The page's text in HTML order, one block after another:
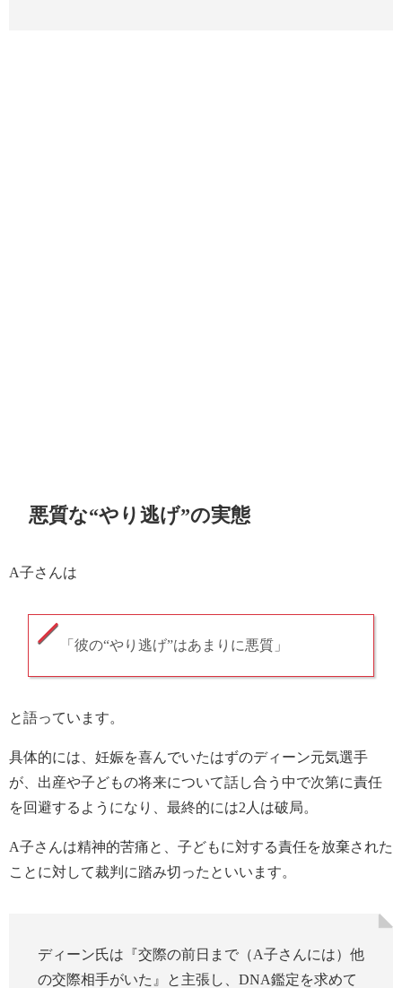
悪質な“やり逃げ”の実態
A子さんは
「彼の“やり逃げ”はあまりに悪質」
と語っています。
具体的には、妊娠を喜んでいたはずのディーン元気選手
が、出産や子どもの将来について話し合う中で次第に責任
を回避するようになり、最終的には2人は破局。
A子さんは精神的苦痛と、子どもに対する責任を放棄された
ことに対して裁判に踏み切ったといいます。
ディーン氏は『交際の前日まで（A子さんには）他
の交際相手がいた』と主張し、DNA鑑定を求めて